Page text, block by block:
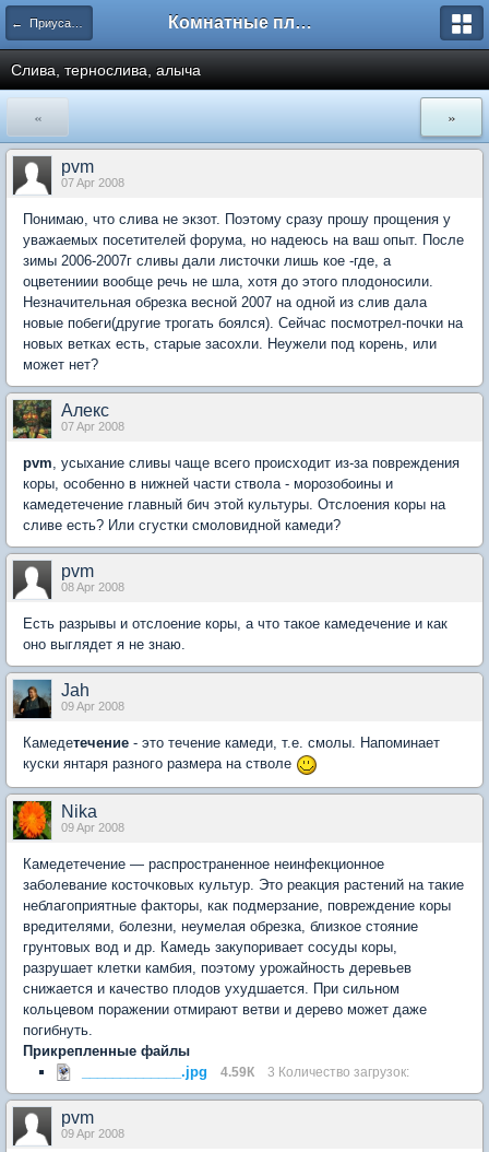
← Приусадебный сад Комнатные плодовые экзоты
Слива, тернослива, алыча
« »
pvm
07 Apr 2008
Понимаю, что слива не экзот. Поэтому сразу прошу прощения у
уважаемых посетителей форума, но надеюсь на ваш опыт. После
зимы 2006-2007г сливы дали листочки лишь кое -где, а
оцветениии вообще речь не шла, хотя до этого плодоносили.
Незначительная обрезка весной 2007 на одной из слив дала
новые побеги(другие трогать боялся). Сейчас посмотрел-почки на
новых ветках есть, старые засохли. Неужели под корень, или
может нет?
Aлекc
07 Apr 2008
pvm, усыхание сливы чаще всего происходит из-за повреждения
коры, особенно в нижней части ствола - морозобоины и
камедетечение главный бич этой культуры. Отслоения коры на
сливе есть? Или сгустки смоловидной камеди?
pvm
08 Apr 2008
Есть разрывы и отслоение коры, а что такое камедечение и как
оно выглядет я не знаю.
Jah
09 Apr 2008
Камедетечение - это течение камеди, т.е. смолы. Напоминает
куски янтаря разного размера на стволе
Nika
09 Apr 2008
Камедетечение — распространенное неинфекционное
заболевание косточковых культур. Это реакция растений на такие
неблагоприятные факторы, как подмерзание, повреждение коры
вредителями, болезни, неумелая обрезка, близкое стояние
грунтовых вод и др. Камедь закупоривает сосуды коры,
разрушает клетки камбия, поэтому урожайность деревьев
снижается и качество плодов ухудшается. При сильном
кольцевом поражении отмирают ветви и дерево может даже
погибнуть.
Прикрепленные файлы
_____________.jpg
4.59К 3 Количество загрузок:
pvm
09 Apr 2008